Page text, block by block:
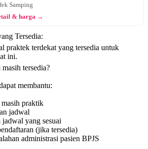
Samping
& harga →
Tersedia:
praktek terdekat yang tersedia untuk
ini.
tersedia?
membantu:
praktik
jadwal
yang sesuai
(jika tersedia)
administrasi pasien BPJS